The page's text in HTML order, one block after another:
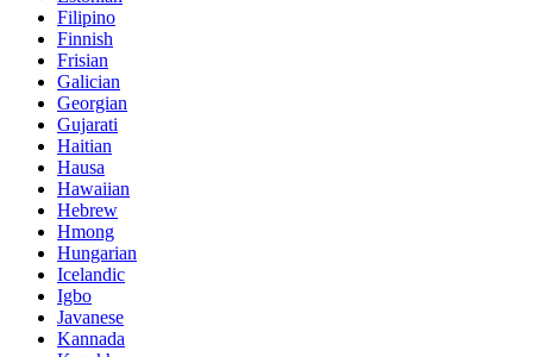
Filipino
Finnish
Frisian
Galician
Georgian
Gujarati
Haitian
Hausa
Hawaiian
Hebrew
Hmong
Hungarian
Icelandic
Igbo
Javanese
Kannada